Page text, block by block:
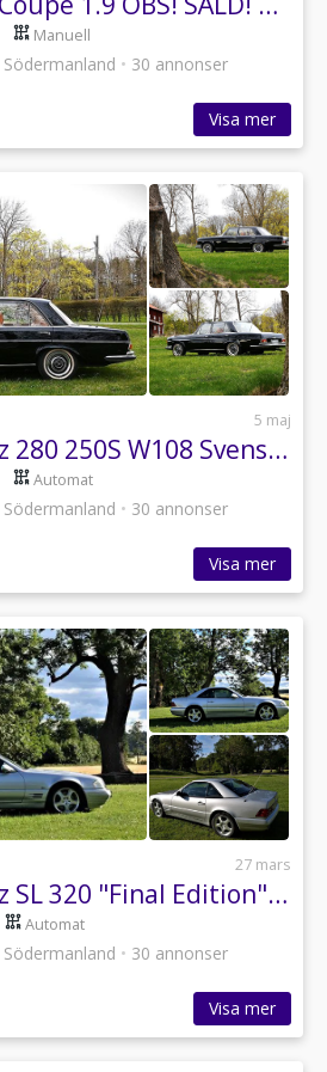
Manuell
Södermanland • 30 annonser
Visa mer
5 maj
Mercedes-Benz 280 250S W108 Svensksåld!
Automat
Södermanland • 30 annonser
Visa mer
27 mars
Mercedes-Benz SL 320 "Final Edition"! En av 647! OBS!
Automat
Södermanland • 30 annonser
Visa mer